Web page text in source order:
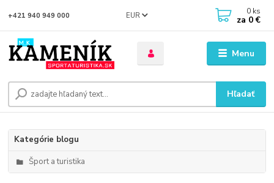
Menu
EUR
Hľadať
+421 940 949 000 0 ks
za 0 €
Kategórie blogu
Šport a turistika